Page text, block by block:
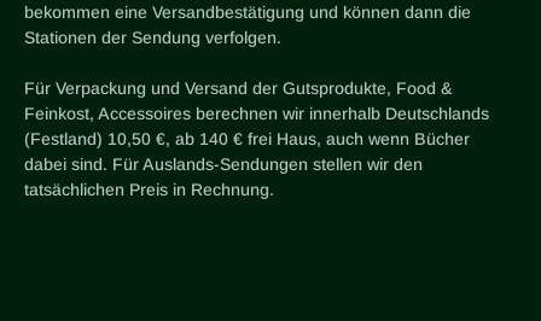
bekommen eine Versandbestätigung und können dann die
Stationen der Sendung verfolgen.
Für Verpackung und Versand der Gutsprodukte, Food &
Feinkost, Accessoires berechnen wir innerhalb Deutschlands
(Festland) 10,50 €, ab 140 € frei Haus, auch wenn Bücher
dabei sind. Für Auslands-Sendungen stellen wir den
tatsächlichen Preis in Rechnung.